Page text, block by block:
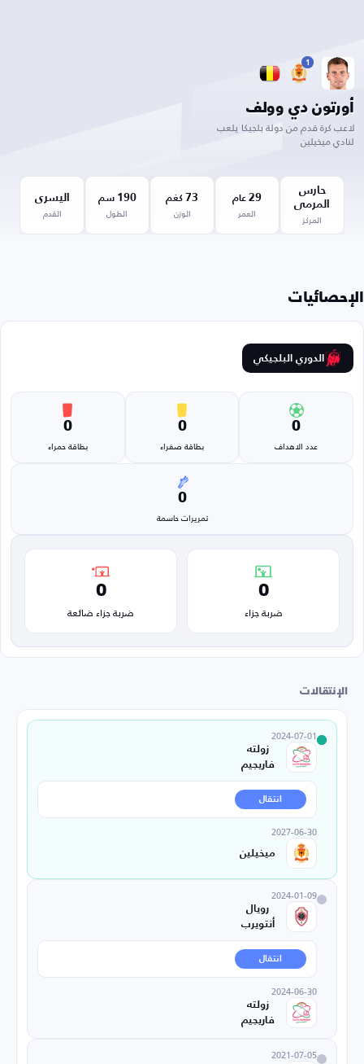
1
أورتون دي وولف
لاعب كرة قدم من دولة بلجيكا يلعب
لنادي ميخيلين
حارس
المرمى
المركز
29 عام
العمر
73 كغم
الوزن
190 سم
الطول
اليسرى
القدم
الإحصائيات
الدوري البلجيكي
0
عدد الاهداف
0
بطاقة صفراء
0
بطاقة حمراء
0
تمريرات حاسمة
0
ضربة جزاء
0
ضربة جزاء ضائعة
الإنتقالات
2024-07-01
زولته
فاريجيم
انتقال
2027-06-30
ميخيلين
2024-01-09
رويال
أنتويرب
انتقال
2024-06-30
زولته
فاريجيم
2021-07-05